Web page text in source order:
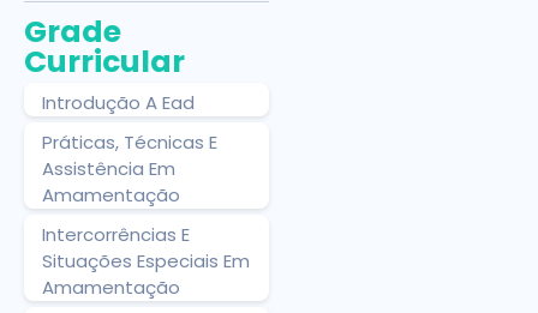
Grade
Curricular
Introdução A Ead
Práticas, Técnicas E
Assistência Em
Amamentação
Intercorrências E
Situações Especiais Em
Amamentação